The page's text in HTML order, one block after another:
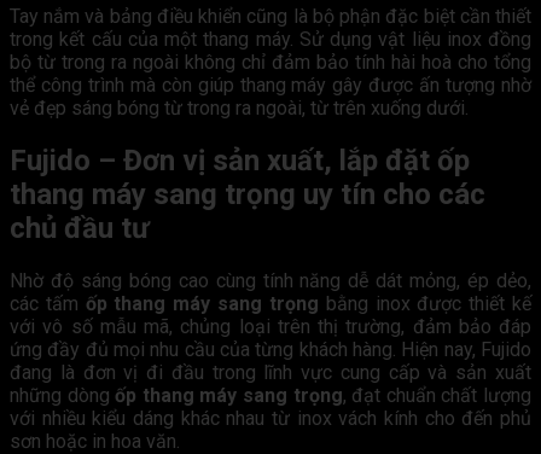
Tay nắm và bảng điều khiển cũng là bộ phận đặc biệt cần thiết
trong kết cấu của một thang máy. Sử dụng vật liệu inox đồng
bộ từ trong ra ngoài không chỉ đảm bảo tính hài hoà cho tổng
thể công trình mà còn giúp thang máy gây được ấn tượng nhờ
vẻ đẹp sáng bóng từ trong ra ngoài, từ trên xuống dưới.
Fujido – Đơn vị sản xuất, lắp đặt ốp
thang máy sang trọng uy tín cho các
chủ đầu tư
Nhờ độ sáng bóng cao cùng tính năng dễ dát mỏng, ép dẻo,
các tấm ốp thang máy sang trọng bằng inox được thiết kế
với vô số mẫu mã, chủng loại trên thị trường, đảm bảo đáp
ứng đầy đủ mọi nhu cầu của từng khách hàng. Hiện nay, Fujido
đang là đơn vị đi đầu trong lĩnh vực cung cấp và sản xuất
những dòng ốp thang máy sang trọng, đạt chuẩn chất lượng
với nhiều kiểu dáng khác nhau từ inox vách kính cho đến phủ
sơn hoặc in hoa văn.